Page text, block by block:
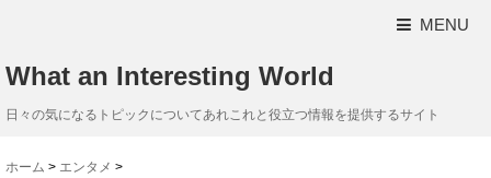
MENU
What an Interesting World
日々の気になるトピックについてあれこれと役立つ情報を提供するサイト
ホーム > エンタメ >